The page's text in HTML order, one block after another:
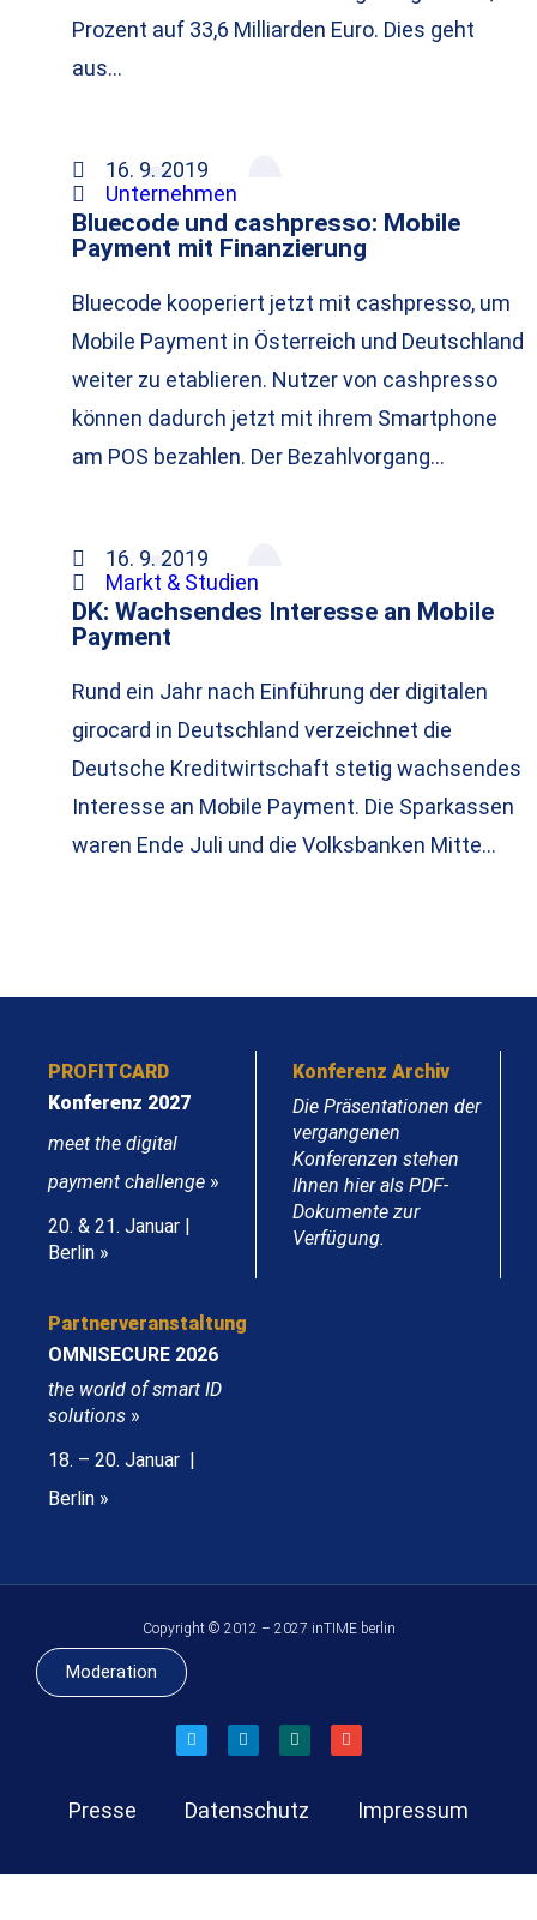
Prozent auf 33,6 Milliarden Euro. Dies geht
aus…
16. 9. 2019
Unternehmen
Bluecode und cashpresso: Mobile
Payment mit Finanzierung
Bluecode kooperiert jetzt mit cashpresso, um
Mobile Payment in Österreich und Deutschland
weiter zu etablieren. Nutzer von cashpresso
können dadurch jetzt mit ihrem Smartphone
am POS bezahlen. Der Bezahlvorgang…
16. 9. 2019
Markt & Studien
DK: Wachsendes Interesse an Mobile
Payment
Rund ein Jahr nach Einführung der digitalen
girocard in Deutschland verzeichnet die
Deutsche Kreditwirtschaft stetig wachsendes
Interesse an Mobile Payment. Die Sparkassen
waren Ende Juli und die Volksbanken Mitte…
PROFITCARD
Konferenz 2027
meet the digital
payment challenge »
20. & 21. Januar |
Berlin »
Konferenz Archiv
Die Präsentationen der
vergangenen
Konferenzen stehen
Ihnen hier als PDF-
Dokumente zur
Verfügung.
Partnerveranstaltung
OMNISECURE 2026
the world of smart ID
solutions »
18. – 20. Januar |
Berlin »
Copyright © 2012 – 2027 inTIME berlin
Moderation
Presse Datenschutz Impressum